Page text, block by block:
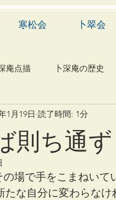
寒松会 卜翠会
庵点描 卜深庵の歴史
文学 有職 民俗
則ち通ず
1月19日 読了時間: 1分
たな自分に変わらな